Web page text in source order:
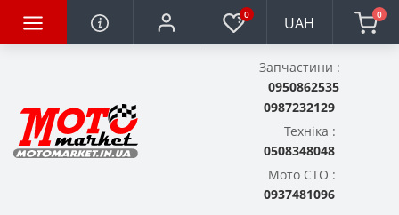
0 UAH 0
Запчастини :
0950862535
0987232129
Техніка :
0508348048
Мото СТО :
0937481096